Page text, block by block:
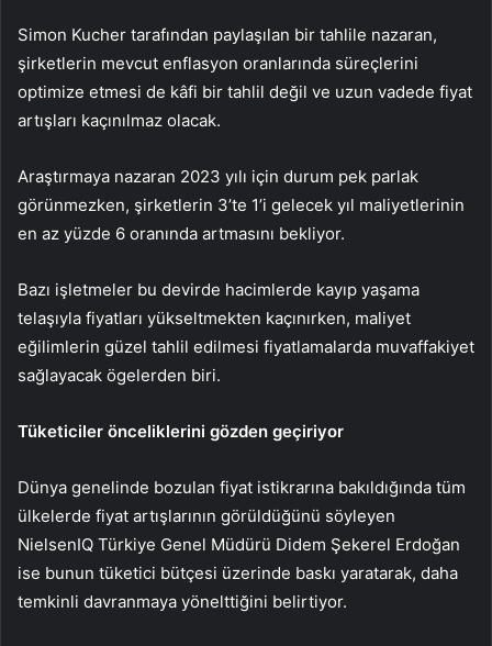
Simon Kucher tarafından paylaşılan bir tahlile nazaran,
şirketlerin mevcut enflasyon oranlarında süreçlerini
optimize etmesi de kâfi bir tahlil değil ve uzun vadede fiyat
artışları kaçınılmaz olacak.
Araştırmaya nazaran 2023 yılı için durum pek parlak
görünmezken, şirketlerin 3’te 1’i gelecek yıl maliyetlerinin
en az yüzde 6 oranında artmasını bekliyor.
Bazı işletmeler bu devirde hacimlerde kayıp yaşama
telaşıyla fiyatları yükseltmekten kaçınırken, maliyet
eğilimlerin güzel tahlil edilmesi fiyatlamalarda muvaffakiyet
sağlayacak ögelerden biri.
Tüketiciler önceliklerini gözden geçiriyor
Dünya genelinde bozulan fiyat istikrarına bakıldığında tüm
ülkelerde fiyat artışlarının görüldüğünü söyleyen
NielsenIQ Türkiye Genel Müdürü Didem Şekerel Erdoğan
ise bunun tüketici bütçesi üzerinde baskı yaratarak, daha
temkinli davranmaya yönelttiğini belirtiyor.